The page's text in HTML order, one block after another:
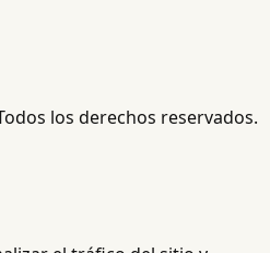
los derechos reservados.